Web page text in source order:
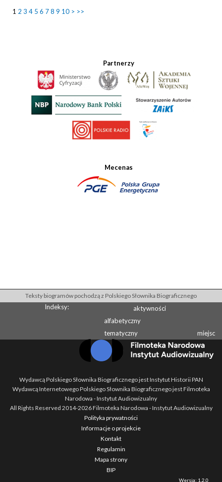
1 2 3 4 5 6 78 9 10 > >>
Partnerzy
Mecenas
Teksty biogramów pochodzą z Polskiego Słownika Biograficznego
Indeksy:
aktywności
alfabetyczny
tematyczny
miejsc
Wydawcą Polskiego Słownika Biograficznego jest Instytut Historii PAN
Wydawcą Internetowego Polskiego Słownika Biograficznego jest Filmoteka
Narodowa - Instytut Audiowizualny
All Rights Reserved 2014-2026Filmoteka Narodowa - Instytut Audiowizualny
Polityka prywatności
Informacje o projekcie
Kontakt
Regulamin
Mapa strony
BIP
Wersja: 1.2.0